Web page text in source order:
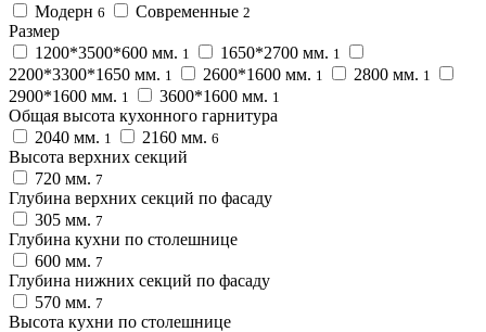
Модерн 6 Современные 2
Размер
1200*3500*600 мм. 1 1650*2700 мм. 1
2200*3300*1650 мм. 1 2600*1600 мм. 1 2800 мм. 1
2900*1600 мм. 1 3600*1600 мм. 1
Общая высота кухонного гарнитура
2040 мм. 1 2160 мм. 6
Высота верхних секций
720 мм. 7
Глубина верхних секций по фасаду
305 мм. 7
Глубина кухни по столешнице
600 мм. 7
Глубина нижних секций по фасаду
570 мм. 7
Высота кухни по столешнице